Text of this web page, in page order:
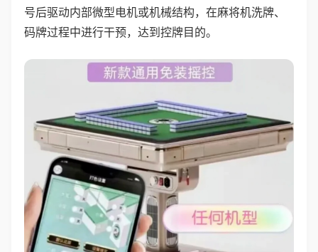
号后驱动内部微型电机或机械结构，在麻将机洗牌、
码牌过程中进行干预，达到控牌目的。